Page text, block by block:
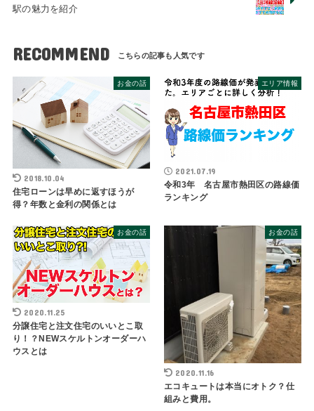
駅の魅力を紹介
RECOMMEND
お金の話
2018.10.04
住宅ローンは早めに返すほうが
得？年数と金利の関係とは
エリア情報
2021.07.19
令和3年 名古屋市熱田区の路線価
ランキング
お金の話
2020.11.25
分譲住宅と注文住宅のいいとこ取
り！？NEWスケルトンオーダーハ
ウスとは
お金の話
2020.11.16
エコキュートは本当にオトク？仕
組みと費用。